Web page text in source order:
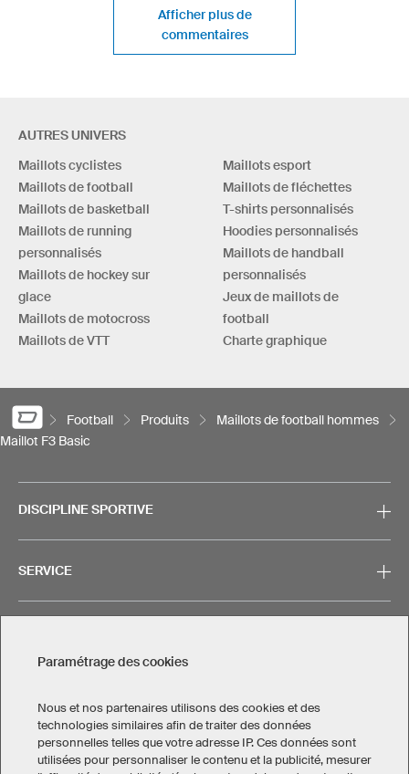
Afficher plus de
commentaires
AUTRES UNIVERS
Maillots cyclistes
Maillots de football
Maillots de basketball
Maillots de running
personnalisés
Maillots de hockey sur
glace
Maillots de motocross
Maillots de VTT
Maillots esport
Maillots de fléchettes
T-shirts personnalisés
Hoodies personnalisés
Maillots de handball
personnalisés
Jeux de maillots de
football
Charte graphique
Football Produits
Maillots de football hommes
Maillot F3 Basic
DISCIPLINE SPORTIVE
SERVICE
Mentions légales
Politique de confidentialité
Paramétrage des cookies
Paramétrage des cookies
Nous et nos partenaires utilisons des cookies et des
technologies similaires afin de traiter des données
personnelles telles que votre adresse IP. Ces données sont
utilisées pour personnaliser le contenu et la publicité, mesurer